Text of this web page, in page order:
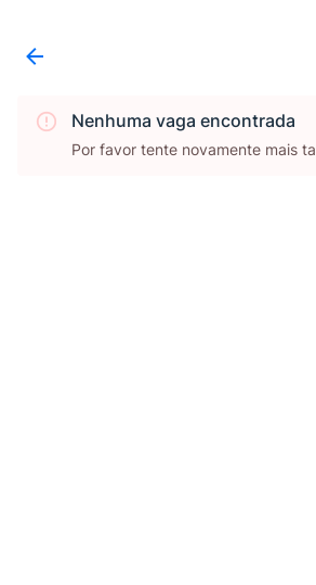
Nenhuma vaga encontrada
Por favor tente novamente mais